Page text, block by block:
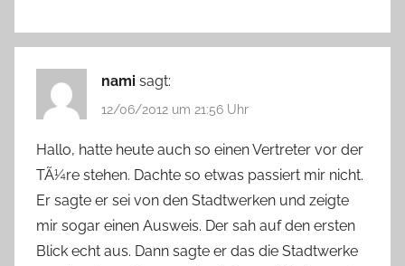
nami sagt:
12/06/2012 um 21:56 Uhr
Hallo, hatte heute auch so einen Vertreter vor der
TÃ¼re stehen. Dachte so etwas passiert mir nicht.
Er sagte er sei von den Stadtwerken und zeigte
mir sogar einen Ausweis. Der sah auf den ersten
Blick echt aus. Dann sagte er das die Stadtwerke